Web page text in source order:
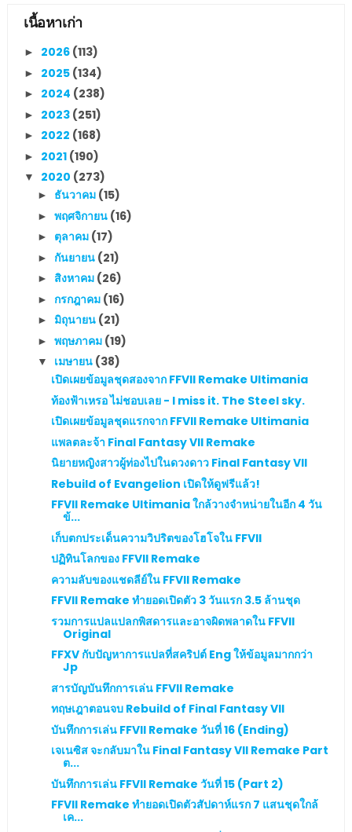
เนื้อหาเก่า
► 2026 (113)
► 2025 (134)
► 2024 (238)
► 2023 (251)
► 2022 (168)
► 2021 (190)
▼ 2020 (273)
► ธันวาคม (15)
► พฤศจิกายน (16)
► ตุลาคม (17)
► กันยายน (21)
► สิงหาคม (26)
► กรกฎาคม (16)
► มิถุนายน (21)
► พฤษภาคม (19)
▼ เมษายน (38)
เปิดเผยข้อมูลชุดสองจาก FFVII Remake Ultimania
ท้องฟ้าเหรอ ไม่ชอบเลย - I miss it. The Steel sky.
เปิดเผยข้อมูลชุดแรกจาก FFVII Remake Ultimania
แพลตละจ้า Final Fantasy VII Remake
นิยายหญิงสาวผู้ท่องไปในดวงดาว Final Fantasy VII
Rebuild of Evangelion เปิดให้ดูฟรีแล้ว!
FFVII Remake Ultimania ใกล้วางจำหน่ายในอีก 4 วัน
ข้...
เก็บตกประเด็นความวิปริตของโฮโจใน FFVII
ปฏิทินโลกของ FFVII Remake
ความลับของแชดลีย์ใน FFVII Remake
FFVII Remake ทำยอดเปิดตัว 3 วันแรก 3.5 ล้านชุด
รวมการแปลแปลกพิสดารและอาจผิดพลาดใน FFVII
Original
FFXV กับปัญหาการแปลที่สคริปต์ Eng ให้ข้อมูลมากกว่า
Jp
สารบัญบันทึกการเล่น FFVII Remake
ทฤษเฎาตอนจบ Rebuild of Final Fantasy VII
บันทึกการเล่น FFVII Remake วันที่ 16 (Ending)
เจเนซิส จะกลับมาใน Final Fantasy VII Remake Part
ต...
บันทึกการเล่น FFVII Remake วันที่ 15 (Part 2)
FFVII Remake ทำยอดเปิดตัวสัปดาห์แรก 7 แสนชุดใกล้
เค...